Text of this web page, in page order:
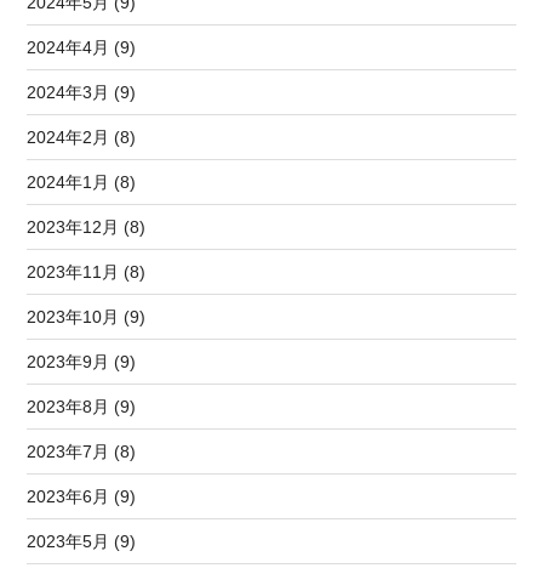
2024年4月 (9)
2024年3月 (9)
2024年2月 (8)
2024年1月 (8)
2023年12月 (8)
2023年11月 (8)
2023年10月 (9)
2023年9月 (9)
2023年8月 (9)
2023年7月 (8)
2023年6月 (9)
2023年5月 (9)